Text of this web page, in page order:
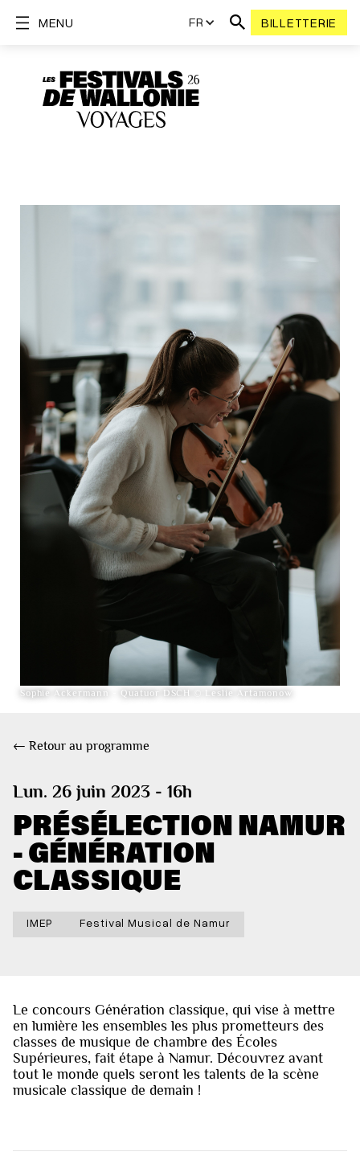
FR BILLETTERIE
MENU
Sophie Ackermann - Quatuor DSCH © Leslie Artamonow
← Retour au programme
Lun. 26 juin 2023 - 16h
PRÉSÉLECTION NAMUR
- GÉNÉRATION
CLASSIQUE
IMEP Festival Musical de Namur
Le concours Génération classique, qui vise à mettre
en lumière les ensembles les plus prometteurs des
classes de musique de chambre des Écoles
Supérieures, fait étape à Namur. Découvrez avant
tout le monde quels seront les talents de la scène
musicale classique de demain !